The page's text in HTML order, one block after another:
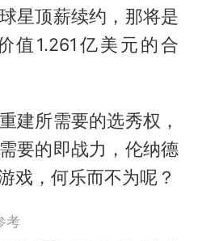
星顶薪续约，那将是
值1.261亿美元的合
建所需要的选秀权，
要的即战力，伦纳德
戏，何乐而不为呢？
考